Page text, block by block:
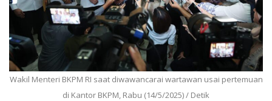
Wakil Menteri BKPM RI saat diwawancarai wartawan usai pertemuan
di Kantor BKPM, Rabu (14/5/2025) / Detik